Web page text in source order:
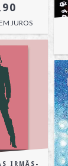
JUROS
IRMÃS-